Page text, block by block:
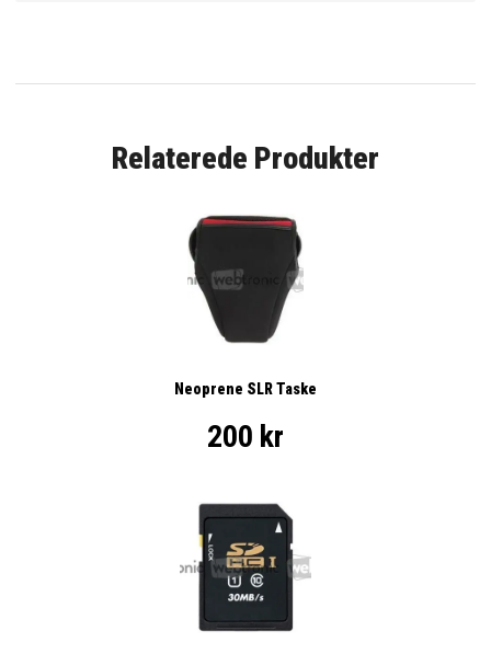
Relaterede Produkter
Neoprene SLR Taske
200 kr